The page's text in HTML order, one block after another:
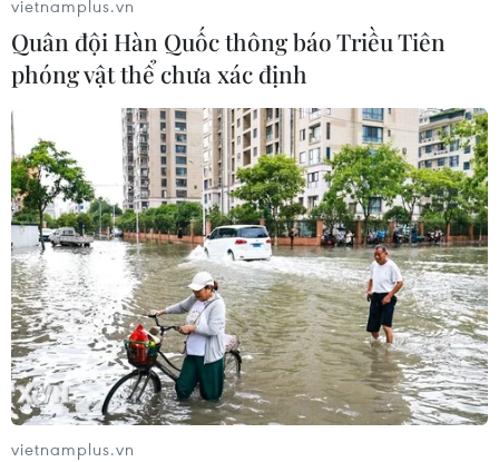
Video Liverpool ăn mừng Siêu cúp châu 2019
trong phòng thay đồ. (Nguồn: Dugout)
Phương Trang
vietnamplus.vn
Quân đội Hàn Quốc thông báo Triều Tiên
phóng vật thể chưa xác định
vietnamplus.vn